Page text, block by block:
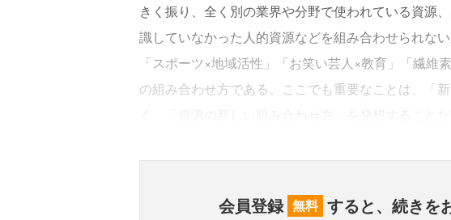
きく振り、全く別の業界や分野で使われている資源
識していなかった人的資源などを組み合わせられな
「スポーツ×地域活性」「お笑い芸人×教育」「繊維
の組み合わせ方である。ここでも重要なことは、「
会員登録 無料 すると、続きを